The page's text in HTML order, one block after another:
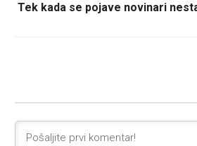
Tek kada se pojave novinari